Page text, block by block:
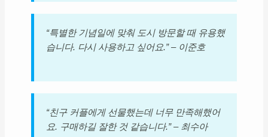
“특별한 기념일에 맞춰 도시 방문할 때 유용했
습니다. 다시 사용하고 싶어요.” – 이준호
“친구 커플에게 선물했는데 너무 만족해했어
요. 구매하길 잘한 것 같습니다.” – 최수아